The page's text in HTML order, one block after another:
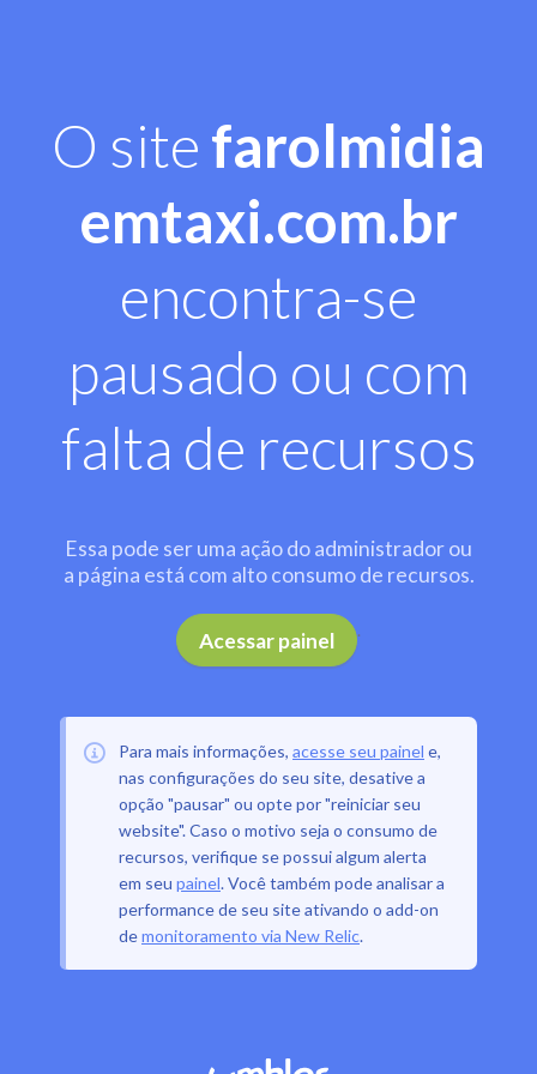
O site farolmidia
emtaxi.com.br
encontra-se
pausado ou com
falta de recursos
Essa pode ser uma ação do administrador ou
a página está com alto consumo de recursos.
Acessar painel .
Para mais informações, acesse seu painel e,
nas configurações do seu site, desative a
opção "pausar" ou opte por "reiniciar seu
website". Caso o motivo seja o consumo de
recursos, verifique se possui algum alerta
em seu painel. Você também pode analisar a
performance de seu site ativando o add-on
demonitoramento via New Relic.